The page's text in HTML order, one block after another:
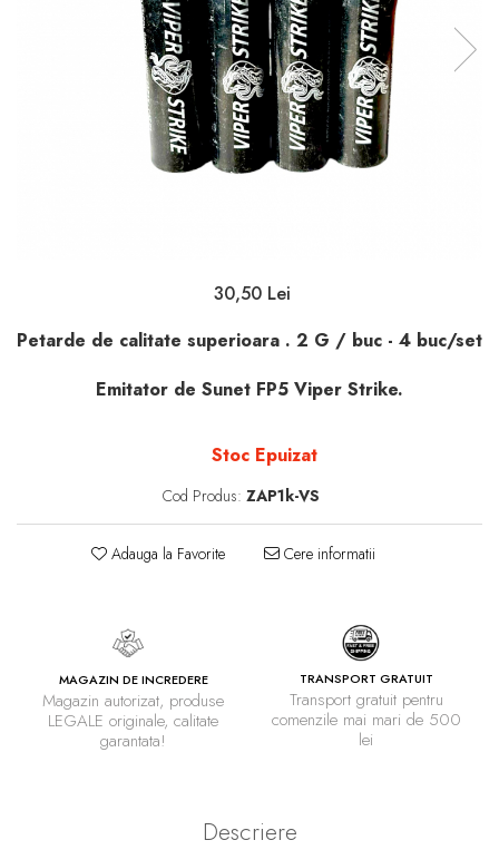
30,50 Lei
Petarde de calitate superioara . 2 G / buc - 4 buc/set
Emitator de Sunet FP5 Viper Strike.
Stoc Epuizat
Cod Produs: ZAP1k-VS
Adauga la Favorite Cere informatii
MAGAZIN DE INCREDERE
Magazin autorizat, produse
LEGALE originale, calitate
garantata!
TRANSPORT GRATUIT
Transport gratuit pentru
comenzile mai mari de 500
lei
Descriere